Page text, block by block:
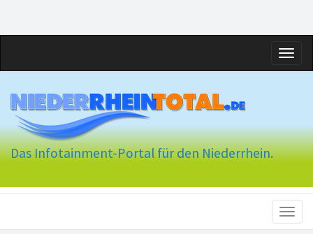
Das Infotainment-Portal für den Niederrhein.